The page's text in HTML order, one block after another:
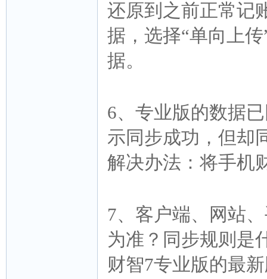
还原到之前正常记
据，选择“单向上
据。
6、专业版的数据
示同步成功，但却
解决办法：将手机
7、客户端、网站
为准？同步规则是
财智7专业版的最